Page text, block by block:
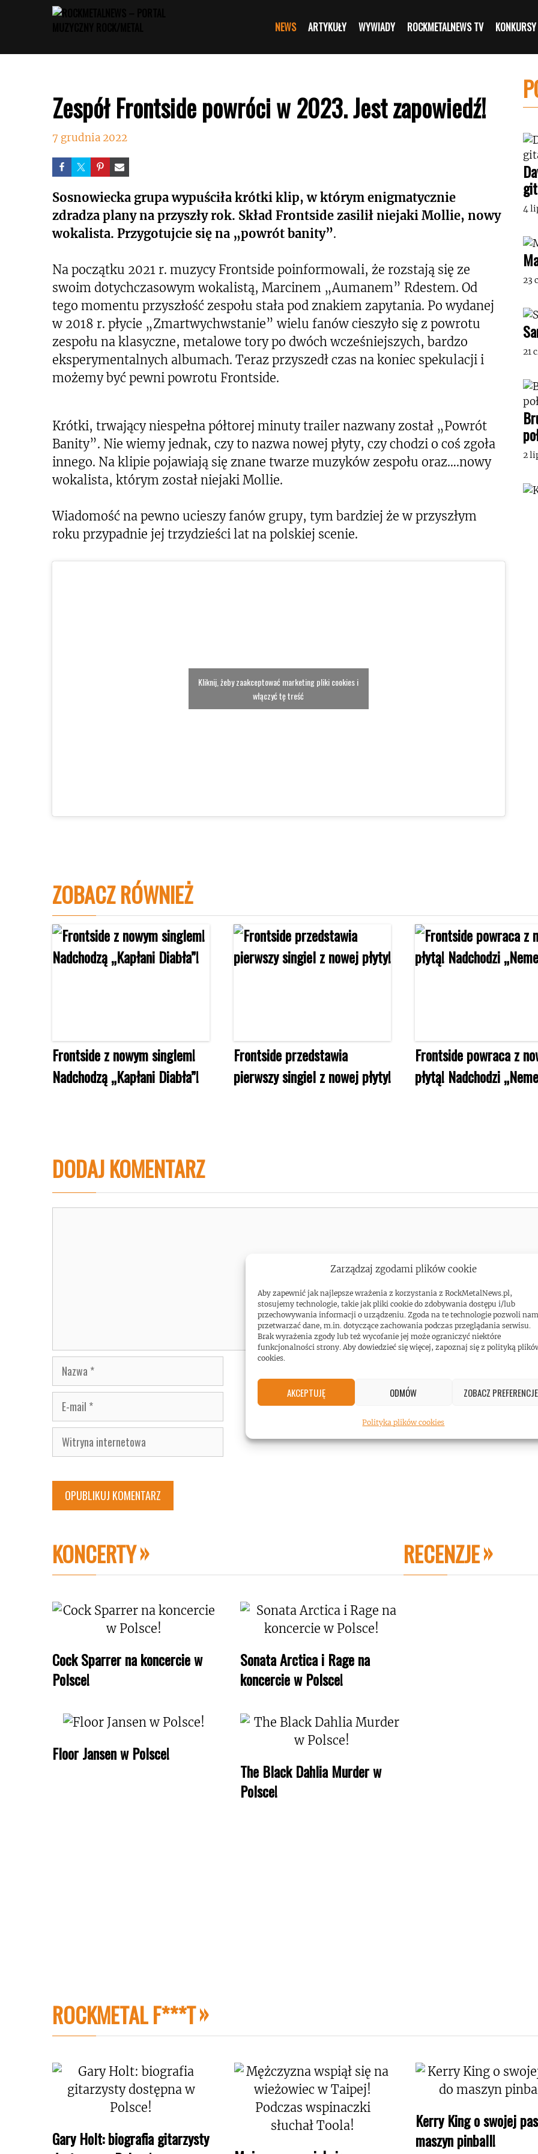
Zarządzaj zgodami plików cookie
Aby zapewnić jak najlepsze wrażenia z korzystania z RockMetalNews.pl,
stosujemy technologie, takie jak pliki cookie do zdobywania dostępu i/lub
przechowywania informacji o urządzeniu. Zgoda na te technologie pozwoli nam
przetwarzać dane, m.in. dotyczące zachowania podczas przeglądania serwisu.
Brak wyrażenia zgody lub też wycofanie jej może ograniczyć niektóre
funkcjonalności strony. Aby dowiedzieć się więcej, zapoznaj się z polityką
cookies.
AKCEPTUJĘ ODMÓW ZOBACZ PREFERENCJE
Polityka plików cookies
NEWS ARTYKUŁY WYWIADY ROCKMETALNEWS TV KONKURSY
Zespół Frontside powróci w 2023. Jest zapowiedź!
7 grudnia 2022
Sosnowiecka grupa wypuściła krótki klip, w którym enigmatycznie
zdradza plany na przyszły rok. Skład Frontside zasilił niejaki Mollie, nowy
wokalista. Przygotujcie się na „powrót banity”.
Na początku 2021 r. muzycy Frontside poinformowali, że rozstają się ze
swoim dotychczasowym wokalistą, Marcinem „Aumanem” Rdestem. Od
tego momentu przyszłość zespołu stała pod znakiem zapytania. Po wydanej
w 2018 r. płycie „Zmartwychwstanie” wielu fanów cieszyło się z powrotu
zespołu na klasyczne, metalowe tory po dwóch wcześniejszych, bardzo
eksperymentalnych albumach. Teraz przyszedł czas na koniec spekulacji i
możemy być pewni powrotu Frontside.
Krótki, trwający niespełna półtorej minuty trailer nazwany został „Powrót
Banity”. Nie wiemy jednak, czy to nazwa nowej płyty, czy chodzi o coś zgoła
innego. Na klipie pojawiają się znane twarze muzyków zespołu oraz….nowy
wokalista, którym został niejaki Mollie.
Wiadomość na pewno ucieszy fanów grupy, tym bardziej że w przyszłym
roku przypadnie jej trzydzieści lat na polskiej scenie.
Kliknij, żeby zaakceptować marketing pliki cookies i
włączyć tę treść
4
23
21
2
ZOBACZ RÓWNIEŻ
Frontside z nowym singlem!
Nadchodzą „Kapłani Diabła”!
Frontside przedstawia
pierwszy singiel z nowej płyty!
Frontside powraca z
płytą! Nadchodzi
DODAJ KOMENTARZ
Nazwa
E-
mail
Witryna
internetowa
KONCERTY
Cock Sparrer na koncercie w
Polsce!
Sonata Arctica i Rage na
koncercie w Polsce!
Floor Jansen w Polsce!
The Black Dahlia Murder w
Polsce!
RECENZJE
ROCKMETAL F***T
Gary Holt: biografia gitarzysty
Kerry King o swojej
maszyn pinball!